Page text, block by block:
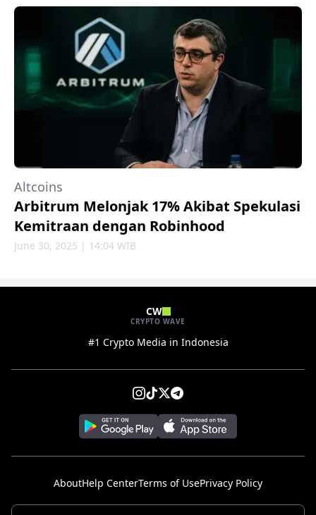
Altcoins
Arbitrum Melonjak 17% Akibat Spekulasi
Kemitraan dengan Robinhood
June 30, 2025 | 14:04 WIB
CW
CRYPTO WAVE
#1 Crypto Media in Indonesia
AboutHelp CenterTerms of UsePrivacy Policy